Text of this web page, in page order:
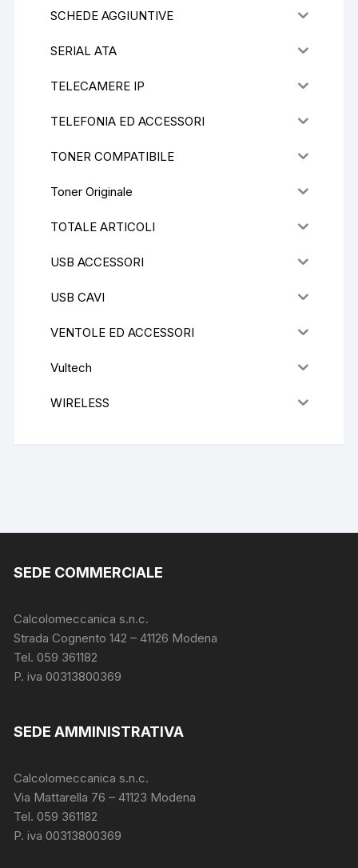
SCHEDE AGGIUNTIVE
SERIAL ATA
TELECAMERE IP
TELEFONIA ED ACCESSORI
TONER COMPATIBILE
Toner Originale
TOTALE ARTICOLI
USB ACCESSORI
USB CAVI
VENTOLE ED ACCESSORI
Vultech
WIRELESS
SEDE COMMERCIALE
Calcolomeccanica s.n.c.
Strada Cognento 142 – 41126 Modena
Tel. 059 361182
P. iva 00313800369
SEDE AMMINISTRATIVA
Calcolomeccanica s.n.c.
Via Mattarella 76 – 41123 Modena
Tel. 059 361182
P. iva 00313800369